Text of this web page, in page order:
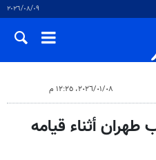
٠٩‏/٠٨‏/٢٠٢٦
٠٨‏/٠١‏/٢٠٢٦، ١٢:٢٥ م
أثناء قيامه